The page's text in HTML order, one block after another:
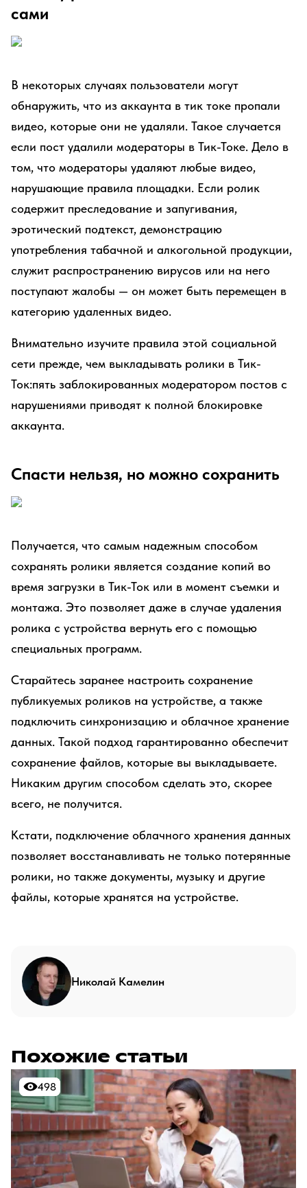
сами
В некоторых случаях пользователи могут
обнаружить, что из аккаунта в тик токе пропали
видео, которые они не удаляли. Такое случается
если пост удалили модераторы в Тик-Токе. Дело в
том, что модераторы удаляют любые видео,
нарушающие правила площадки. Если ролик
содержит преследование и запугивания,
эротический подтекст, демонстрацию
употребления табачной и алкогольной продукции,
служит распространению вирусов или на него
поступают жалобы — он может быть перемещен в
категорию удаленных видео.
Внимательно изучите правила этой социальной
сети прежде, чем выкладывать ролики в Тик-
Ток:пять заблокированных модератором постов с
нарушениями приводят к полной блокировке
аккаунта.
Спасти нельзя, но можно сохранить
Получается, что самым надежным способом
сохранять ролики является создание копий во
время загрузки в Тик-Ток или в момент съемки и
монтажа. Это позволяет даже в случае удаления
ролика с устройства вернуть его с помощью
специальных программ.
Старайтесь заранее настроить сохранение
публикуемых роликов на устройстве, а также
подключить синхронизацию и облачное хранение
данных. Такой подход гарантированно обеспечит
сохранение файлов, которые вы выкладываете.
Никаким другим способом сделать это, скорее
всего, не получится.
Кстати, подключение облачного хранения данных
позволяет восстанавливать не только потерянные
ролики, но также документы, музыку и другие
файлы, которые хранятся на устройстве.
Николай Камелин
Похожие статьи
498
498